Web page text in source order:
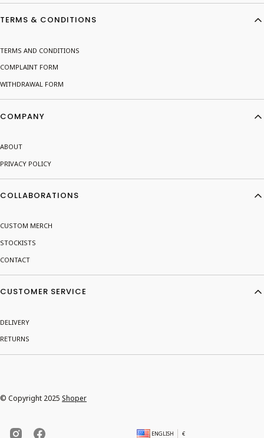
Footer menu
TERMS & CONDITIONS
TERMS AND CONDITIONS
COMPLAINT FORM
WITHDRAWAL FORM
COMPANY
ABOUT
PRIVACY POLICY
COLLABORATIONS
CUSTOM MERCH
STOCKISTS
CONTACT
CUSTOMER SERVICE
DELIVERY
RETURNS
© Copyright 2025 Shoper
ENGLISH €